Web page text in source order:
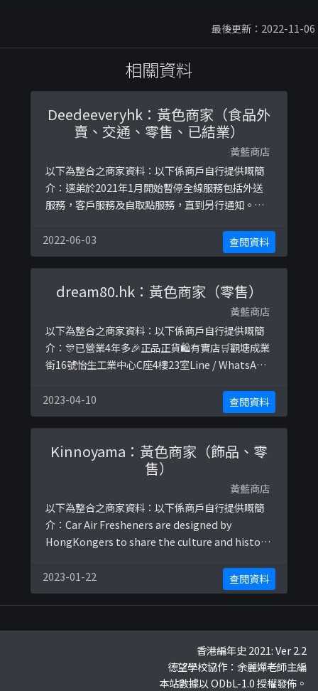
最後更新：2022-11-06
相關資料
Deedeeveryhk：黃色商家（食品外
賣、交通、零售、已結業）
黃藍商店
以下為整合之商家資料：以下係商戶自行提供嘅簡
介：速弟於2021年1月開始暫停全線服務包括外送
服務，客戶服務及自取點服務，直到另行通知。感
重，後會有期！以下係相關證明貼文：
https://www.facebook.com/Deedeeveryhk/ph
otos/a.104440517902547/118872513126014htt
ps://www.face ...
2022-06-03 查閱資料
dream80.hk：黃色商家（零售）
黃藍商店
以下為整合之商家資料：以下係商戶自行提供嘅簡
介：🎊已營業4年多🎉正品正貨🛍有實店🛒觀塘成業
街16號怡生工業中心C座4樓23室Line / WhatsApp
性｜改善人際關係零售 / 批發📦歡迎查詢💫以下係
相關證明貼文：
https://www.facebook.com/permalink.php?
story_fbid=518 ...
2023-04-10 查閱資料
Kinnoyama：黃色商家（飾品、零
售）
黃藍商店
以下為整合之商家資料：以下係商戶自行提供嘅簡
介：Car Air Fresheners are designed by
HongKongers to share the culture and history
thriving Hong Kong.以下係相關證明貼文：
https://www.facebook.com/ki ...
2023-01-22 查閱資料
香港編年史 2021: Ver 2.2
德望學校協作：余麗嬋老師主編
本站數據以 ODbL-1.0 授權發佈。